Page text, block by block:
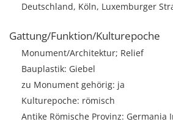
Deutschland, Köln, Luxemburger
Gattung/Funktion/Kulturepoche
Monument/Architektur; Relief
Bauplastik: Giebel
zu Monument gehörig: ja
Kulturepoche: römisch
Antike Römische Provinz: Germania